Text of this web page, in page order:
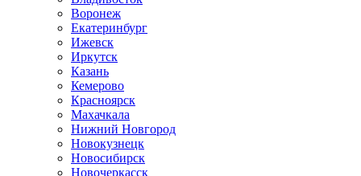
Воронеж
Екатеринбург
Ижевск
Иркутск
Казань
Кемерово
Красноярск
Махачкала
Нижний Новгород
Новокузнецк
Новосибирск
Новочеркаcск